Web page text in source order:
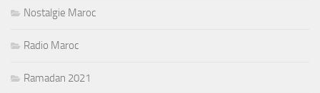
Nostalgie Maroc
Radio Maroc
Ramadan 2021